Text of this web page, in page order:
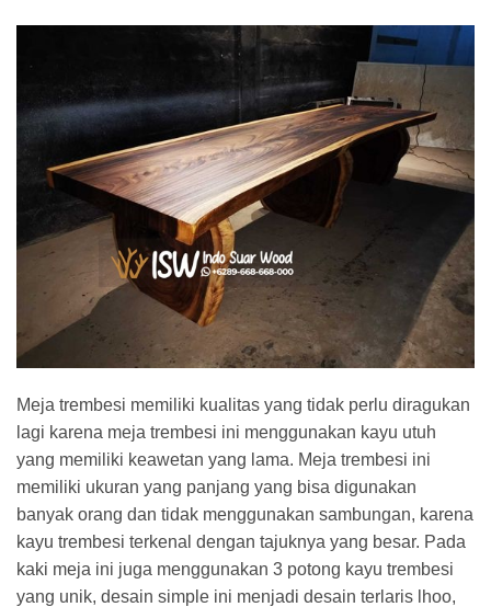
Meja trembesi memiliki kualitas yang tidak perlu diragukan
lagi karena meja trembesi ini menggunakan kayu utuh
yang memiliki keawetan yang lama. Meja trembesi ini
memiliki ukuran yang panjang yang bisa digunakan
banyak orang dan tidak menggunakan sambungan, karena
kayu trembesi terkenal dengan tajuknya yang besar. Pada
kaki meja ini juga menggunakan 3 potong kayu trembesi
yang unik, desain simple ini menjadi desain terlaris lhoo,